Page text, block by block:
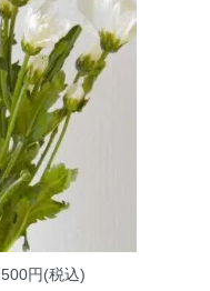
500円(税込)